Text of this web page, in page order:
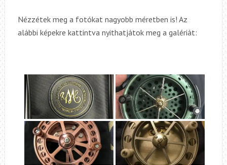
Nézzétek meg a fotókat nagyobb méretben is! Az
alábbi képekre kattintva nyithatjátok meg a galériát: